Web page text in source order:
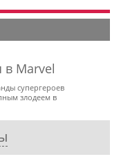
в Marvel
супергероев
злодеем в